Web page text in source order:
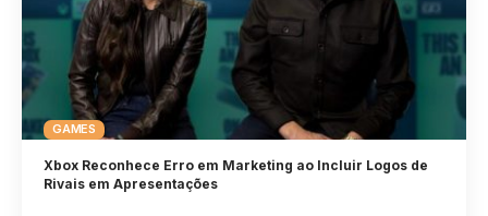
GAMES
Xbox Reconhece Erro em Marketing ao Incluir Logos de
Rivais em Apresentações